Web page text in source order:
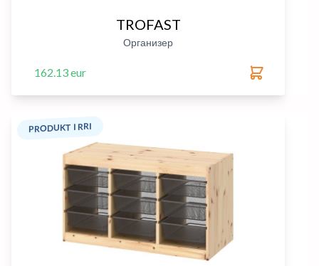
TROFAST
Организер
162.13 eur
PRODUKT I RRI